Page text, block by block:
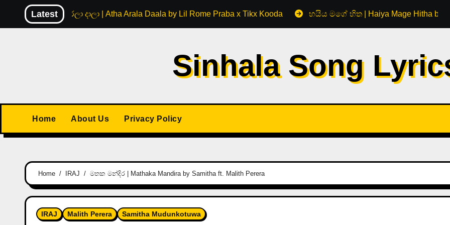
Latestඅත ඇරලා දාලා | Atha Arala Daala by Lil Rome Praba x Tikx Kooda හයිය මගේ හිත | Haiya Mage Hitha by
Sinhala Song
Home About Us Privacy Policy
Home IRAJ මතක මන්දිර | Mathaka Mandira by Samitha ft. Malith Perera
IRAJ Malith Perera Samitha Mudunkotuwa